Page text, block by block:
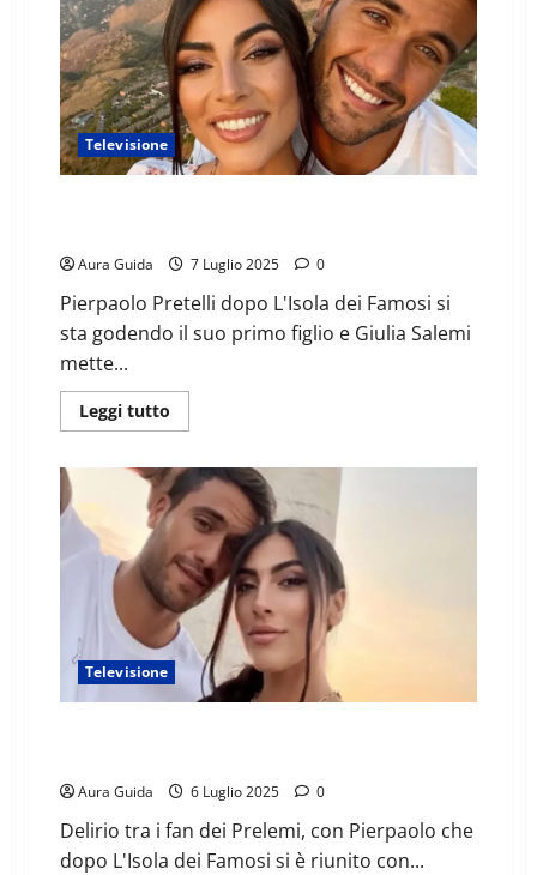
Televisione
Aura Guida 7 Luglio 2025 0
Pierpaolo Pretelli dopo L'Isola dei Famosi si
sta godendo il suo primo figlio e Giulia Salemi
mette...
Leggi tutto
Televisione
Aura Guida 6 Luglio 2025 0
Delirio tra i fan dei Prelemi, con Pierpaolo che
dopo L'Isola dei Famosi si è riunito con...